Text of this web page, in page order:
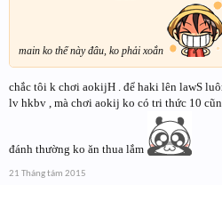
main ko thế này đâu, ko phải xoắn
chắc tôi k chơi aokijH . để haki lên lawS
lv hkbv , mà chơi aokij ko có tri thức 10
đánh thường ko ăn thua lắm
21 Tháng tám 2015